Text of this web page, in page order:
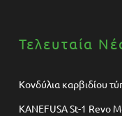
Τελευταία
Κονδύλια καρβιδίου
KANEFUSA St-1 Revo